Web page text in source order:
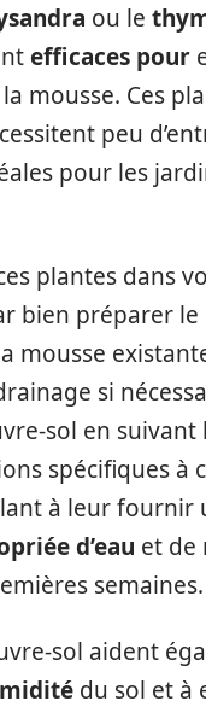
ou le
efficaces pour
mousse. Ces
peu
pour les
plantes dans
bien préparer le
mousse
si
sol en suivant
spécifiques à
à leur fournir
d’eau et de
semaines.
sol aident
du sol et à